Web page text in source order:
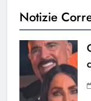
Notizie